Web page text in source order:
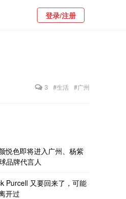
登录/注册
3 #生活 #广州
悦色即将进入广州、杨紫
品牌代言人
Purcell 又要回来了，可能
开过